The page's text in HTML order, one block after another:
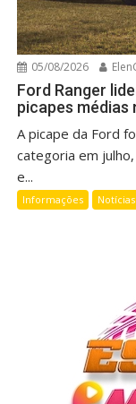
05/08/2026
Ford Ranger
picapes médias
A picape da Ford
categoria em
e...
Informações Notícias